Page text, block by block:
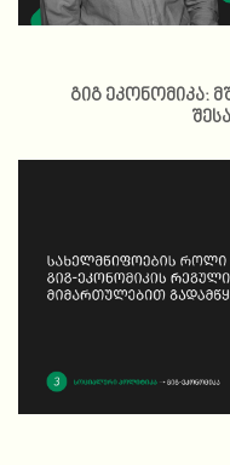
გიგ ეკონომიკა: